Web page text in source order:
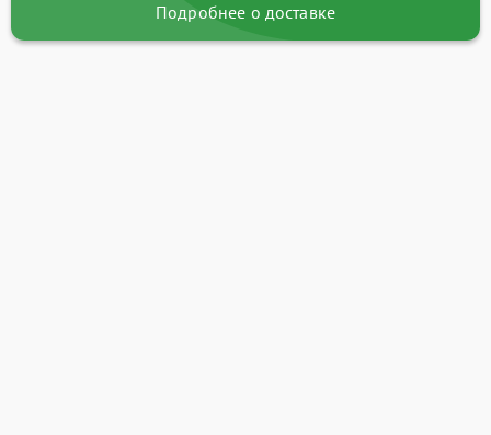
Подробнее о доставке